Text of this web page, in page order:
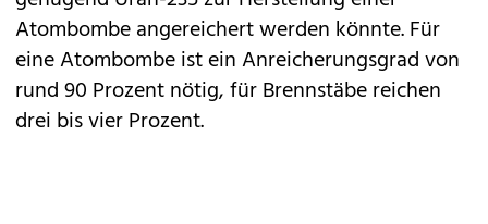
Atombombe angereichert werden könnte. Für
eine Atombombe ist ein Anreicherungsgrad von
rund 90 Prozent nötig, für Brennstäbe reichen
drei bis vier Prozent.